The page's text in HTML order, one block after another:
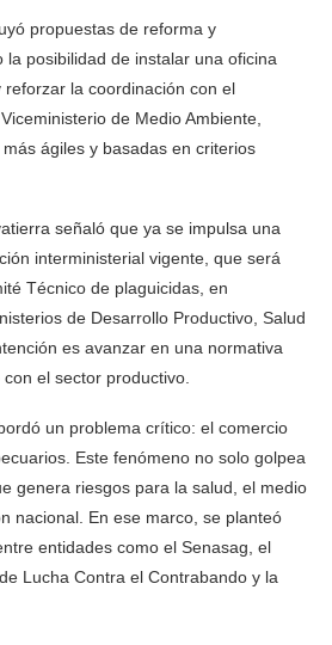
propuestas de reforma y
la posibilidad de instalar una oficina
la coordinación con el
de Medio Ambiente,
ágiles y basadas en criterios
señaló que ya se impulsa una
interministerial vigente, que será
Técnico de plaguicidas, en
de Desarrollo Productivo, Salud
es avanzar en una normativa
el sector productivo.
un problema crítico: el comercio
Este fenómeno no solo golpea
genera riesgos para la salud, el medio
nacional. En ese marco, se planteó
entidades como el Senasag, el
Lucha Contra el Contrabando y la